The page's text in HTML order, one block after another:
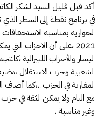
أكد قبل قليل السيد لشكر
في برنامج نقطة إلى السطر الذي
2021 ،على أن الاحزاب
اليسار والأحزاب الليبرالية
الشعبية وحزب الاستقلال
المغاربة في الحزب ..،كما
مع البام ولا يمكن الثقة في
وغير مناسبة .